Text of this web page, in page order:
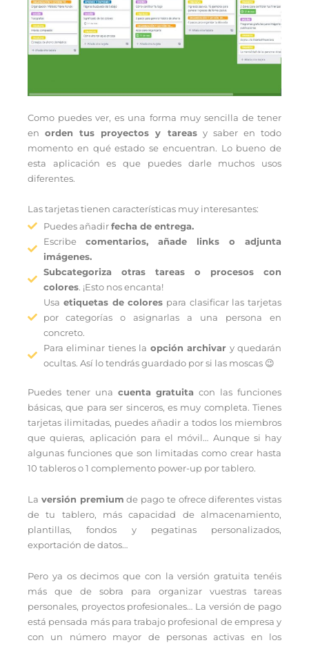
Como puedes ver, es una forma muy sencilla de tener
enorden tus proyectos y tareasy saber en todo
momento en qué estado se encuentran. Lo bueno de
esta aplicación es que puedes darle muchos usos
diferentes.
Las tarjetas tienen características muy interesantes:
Puedes añadirfecha de entrega.
Escribe comentarios, añade links o adjunta
imágenes.
Subcategoriza otras tareas o procesos con
colores. ¡Esto nos encanta!
Usa etiquetas de colores para clasificar las tarjetas
por categorías o asignarlas a una persona en
concreto.
Para eliminar tienes la opción archivar y quedarán
ocultas. Así lo tendrás guardado por si las moscas 😉
Puedes tener una cuenta gratuita con las funciones
básicas, que para ser sinceros, es muy completa. Tienes
tarjetas ilimitadas, puedes añadir a todos los miembros
que quieras, aplicación para el móvil… Aunque si hay
algunas funciones que son limitadas como crear hasta
10 tableros o 1 complemento power-up por tablero.
La versión premium de pago te ofrece diferentes vistas
de tu tablero, más capacidad de almacenamiento,
plantillas, fondos y pegatinas personalizados,
exportación de datos…
Pero ya os decimos que con la versión gratuita tenéis
más que de sobra para organizar vuestras tareas
personales, proyectos profesionales… La versión de pago
está pensada más para trabajo profesional de empresa y
con un número mayor de personas activas en los